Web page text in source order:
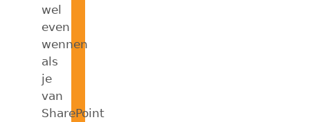
wel
even
wennen
als
je
van
SharePoint